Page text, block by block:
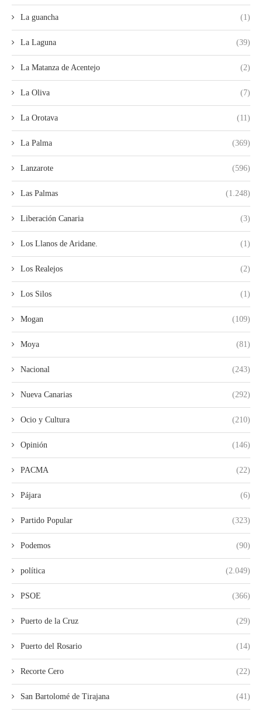
La guancha (1)
La Laguna (39)
La Matanza de Acentejo (2)
La Oliva (7)
La Orotava (11)
La Palma (369)
Lanzarote (596)
Las Palmas (1.248)
Liberación Canaria (3)
Los Llanos de Aridane. (1)
Los Realejos (2)
Los Silos (1)
Mogan (109)
Moya (81)
Nacional (243)
Nueva Canarias (292)
Ocio y Cultura (210)
Opinión (146)
PACMA (22)
Pájara (6)
Partido Popular (323)
Podemos (90)
política (2.049)
PSOE (366)
Puerto de la Cruz (29)
Puerto del Rosario (14)
Recorte Cero (22)
San Bartolomé de Tirajana (41)